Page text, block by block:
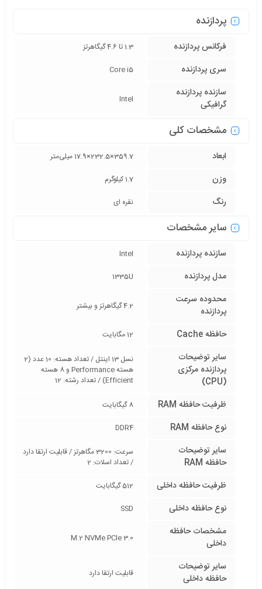
پردازنده
فرکانس پردازنده 1.3 تا 4.6 گیگاهرتز
سری پردازنده Core i5
سازنده پردازنده
گرافیکی
Intel
مشخصات کلی
ابعاد 359.7×232.5×17.9 میلی‌متر
وزن 1.7 کیلوگرم
رنگ نقره ای
سایر مشخصات
سازنده پردازنده Intel
مدل پردازنده 1335U
محدوده سرعت
پردازنده
4.2 گیگاهرتز و بیشتر
حافظه Cache 12 مگابایت
سایر توضیحات
پردازنده مرکزی
(CPU)
نسل 13 اینتل / تعداد هسته: 10 عدد (2
هسته Performance و 8 هسته
Efficient) / تعداد رشته: 12
ظرفیت حافظه RAM 8 گیگابایت
نوع حافظه RAM DDR4
سایر توضیحات
حافظه RAM
سرعت: 3200 مگاهرتز / قابلیت ارتقا دارد
/ تعداد اسلات: 2
ظرفیت حافظه داخلی 512 گیگابایت
نوع حافظه داخلی SSD
مشخصات حافظه
داخلی
M.2 NVMe PCIe 3.0
سایر توضیحات
حافظه داخلی
قابلیت ارتقا دارد